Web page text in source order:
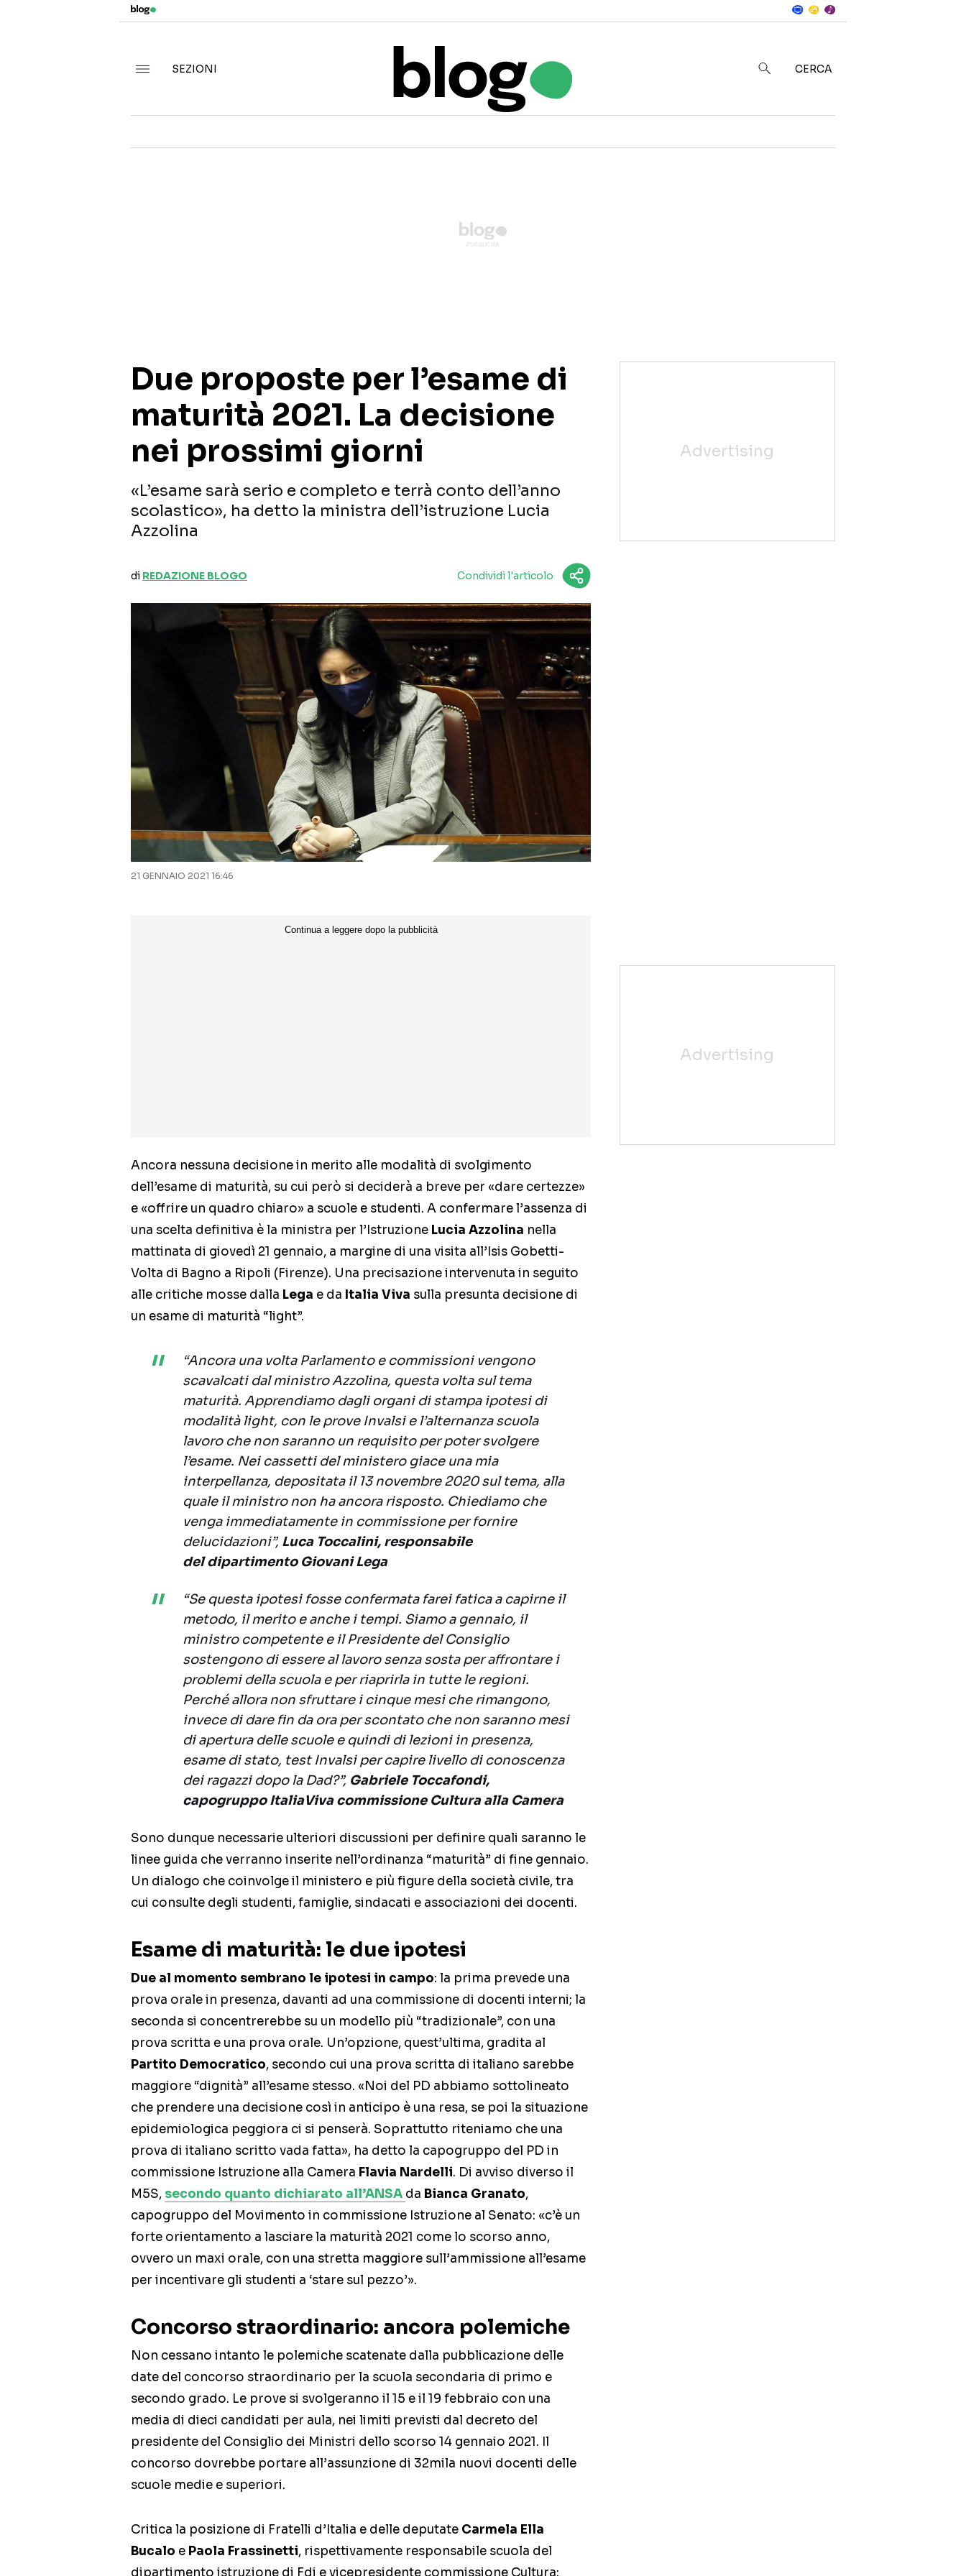
SEZIONI
CERCA
Due proposte per l’esame di
maturità 2021. La decisione
nei prossimi giorni
«L’esame sarà serio e completo e terrà conto dell’anno
scolastico», ha detto la ministra dell’istruzione Lucia
Azzolina
di REDAZIONE BLOGO Condividi l'articolo
21 GENNAIO 2021 16:46
Ancora nessuna decisione in merito alle modalità di svolgimento
dell’esame di maturità, su cui però si deciderà a breve per «dare certezze»
e «offrire un quadro chiaro» a scuole e studenti. A confermare l’assenza di
una scelta definitiva è la ministra per l’Istruzione Lucia Azzolina nella
mattinata di giovedì 21 gennaio, a margine di una visita all’Isis Gobetti-
Volta di Bagno a Ripoli (Firenze). Una precisazione intervenuta in seguito
alle critiche mosse dalla Lega e da Italia Viva sulla presunta decisione di
un esame di maturità “light”.
“Ancora una volta Parlamento e commissioni vengono
scavalcati dal ministro Azzolina, questa volta sul tema
maturità. Apprendiamo dagli organi di stampa ipotesi di
modalità light, con le prove Invalsi e l’alternanza scuola
lavoro che non saranno un requisito per poter svolgere
l’esame. Nei cassetti del ministero giace una mia
interpellanza, depositata il 13 novembre 2020 sul tema, alla
quale il ministro non ha ancora risposto. Chiediamo che
venga immediatamente in commissione per fornire
delucidazioni”, Luca Toccalini, responsabile
del dipartimento Giovani Lega
“Se questa ipotesi fosse confermata farei fatica a capirne il
metodo, il merito e anche i tempi. Siamo a gennaio, il
ministro competente e il Presidente del Consiglio
sostengono di essere al lavoro senza sosta per affrontare i
problemi della scuola e per riaprirla in tutte le regioni.
Perché allora non sfruttare i cinque mesi che rimangono,
invece di dare fin da ora per scontato che non saranno mesi
di apertura delle scuole e quindi di lezioni in presenza,
esame di stato, test Invalsi per capire livello di conoscenza
dei ragazzi dopo la Dad?”, Gabriele Toccafondi,
capogruppo ItaliaViva commissione Cultura alla Camera
Sono dunque necessarie ulteriori discussioni per definire quali saranno le
linee guida che verranno inserite nell’ordinanza “maturità” di fine gennaio.
Un dialogo che coinvolge il ministero e più figure della società civile, tra
cui consulte degli studenti, famiglie, sindacati e associazioni dei docenti.
Esame di maturità: le due ipotesi
Due al momento sembrano le ipotesi in campo: la prima prevede una
prova orale in presenza, davanti ad una commissione di docenti interni; la
seconda si concentrerebbe su un modello più “tradizionale”, con una
prova scritta e una prova orale. Un’opzione, quest’ultima, gradita al
Partito Democratico, secondo cui una prova scritta di italiano sarebbe
maggiore “dignità” all’esame stesso. «Noi del PD abbiamo sottolineato
che prendere una decisione così in anticipo è una resa, se poi la situazione
epidemiologica peggiora ci si penserà. Soprattutto riteniamo che una
prova di italiano scritto vada fatta», ha detto la capogruppo del PD in
commissione Istruzione alla Camera Flavia Nardelli. Di avviso diverso il
M5S, secondo quanto dichiarato all’ANSA da Bianca Granato,
capogruppo del Movimento in commissione Istruzione al Senato: «c’è un
forte orientamento a lasciare la maturità 2021 come lo scorso anno,
ovvero un maxi orale, con una stretta maggiore sull’ammissione all’esame
per incentivare gli studenti a ‘stare sul pezzo’».
Concorso straordinario: ancora polemiche
Non cessano intanto le polemiche scatenate dalla pubblicazione delle
date del concorso straordinario per la scuola secondaria di primo e
secondo grado. Le prove si svolgeranno il 15 e il 19 febbraio con una
media di dieci candidati per aula, nei limiti previsti dal decreto del
presidente del Consiglio dei Ministri dello scorso 14 gennaio 2021. Il
concorso dovrebbe portare all’assunzione di 32mila nuovi docenti delle
scuole medie e superiori.
Critica la posizione di Fratelli d’Italia e delle deputate Carmela Ella
Bucalo e Paola Frassinetti, rispettivamente responsabile scuola del